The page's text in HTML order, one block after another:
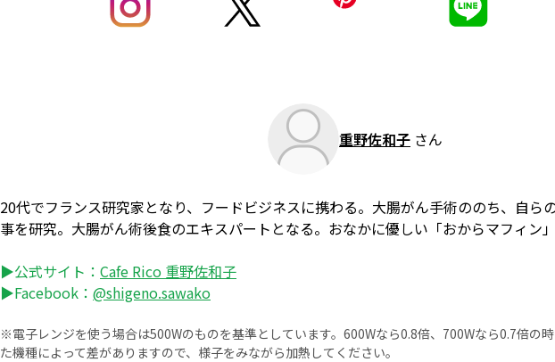
重野佐和子 さん
20代でフランス研究家となり、フードビジネスに携わる。大腸がん手術ののち、自ら
事を研究。大腸がん術後食のエキスパートとなる。おなかに優しい「おからマフィン
▶公式サイト： Cafe Rico 重野佐和子
▶Facebook： @shigeno.sawako
※電子レンジを使う場合は500Wのものを基準としています。600Wなら0.8倍、700Wなら0.7倍の
た機種によって差がありますので、様子をみながら加熱してください。